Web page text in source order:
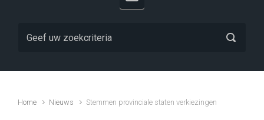
Home Nieuws Stemmen provinciale staten verkiezingen